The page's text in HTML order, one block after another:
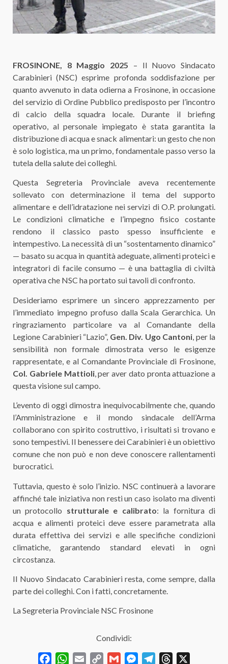
FROSINONE, 8 Maggio 2025 – Il Nuovo Sindacato
Carabinieri (NSC) esprime profonda soddisfazione per
quanto avvenuto in data odierna a Frosinone, in occasione
del servizio di Ordine Pubblico predisposto per l’incontro
di calcio della squadra locale. Durante il briefing
operativo, al personale impiegato è stata garantita la
distribuzione di acqua e snack alimentari: un gesto che non
è solo logistica, ma un primo, fondamentale passo verso la
tutela della salute dei colleghi.
Questa Segreteria Provinciale aveva recentemente
sollevato con determinazione il tema del supporto
alimentare e dell’idratazione nei servizi di O.P. prolungati.
Le condizioni climatiche e l’impegno fisico costante
rendono il classico pasto spesso insufficiente e
intempestivo. La necessità di un “sostentamento dinamico”
— basato su acqua in quantità adeguate, alimenti proteici e
integratori di facile consumo — è una battaglia di civiltà
operativa che NSC ha portato sui tavoli di confronto.
Desideriamo esprimere un sincero apprezzamento per
l’immediato impegno profuso dalla Scala Gerarchica. Un
ringraziamento particolare va al Comandante della
Legione Carabinieri “Lazio”, Gen. Div. Ugo Cantoni, per la
sensibilità non formale dimostrata verso le esigenze
rappresentate, e al Comandante Provinciale di Frosinone,
Col. Gabriele Mattioli, per aver dato pronta attuazione a
questa visione sul campo.
L’evento di oggi dimostra inequivocabilmente che, quando
l’Amministrazione e il mondo sindacale dell’Arma
collaborano con spirito costruttivo, i risultati si trovano e
sono tempestivi. Il benessere dei Carabinieri è un obiettivo
comune che non può e non deve conoscere rallentamenti
burocratici.
Tuttavia, questo è solo l’inizio. NSC continuerà a lavorare
affinché tale iniziativa non resti un caso isolato ma diventi
un protocollo strutturale e calibrato: la fornitura di
acqua e alimenti proteici deve essere parametrata alla
durata effettiva dei servizi e alle specifiche condizioni
climatiche, garantendo standard elevati in ogni
circostanza.
Il Nuovo Sindacato Carabinieri resta, come sempre, dalla
parte dei colleghi. Con i fatti, concretamente.
La Segreteria Provinciale NSC Frosinone
Condividi:
FacebookWhatsApp
Email Copy Gmail MessengerTelegramThreads